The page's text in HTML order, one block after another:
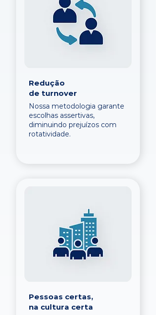
Redução
de turnover
Nossa metodologia garante
escolhas assertivas,
diminuindo prejuízos com
rotatividade.
Pessoas certas,
na cultura certa